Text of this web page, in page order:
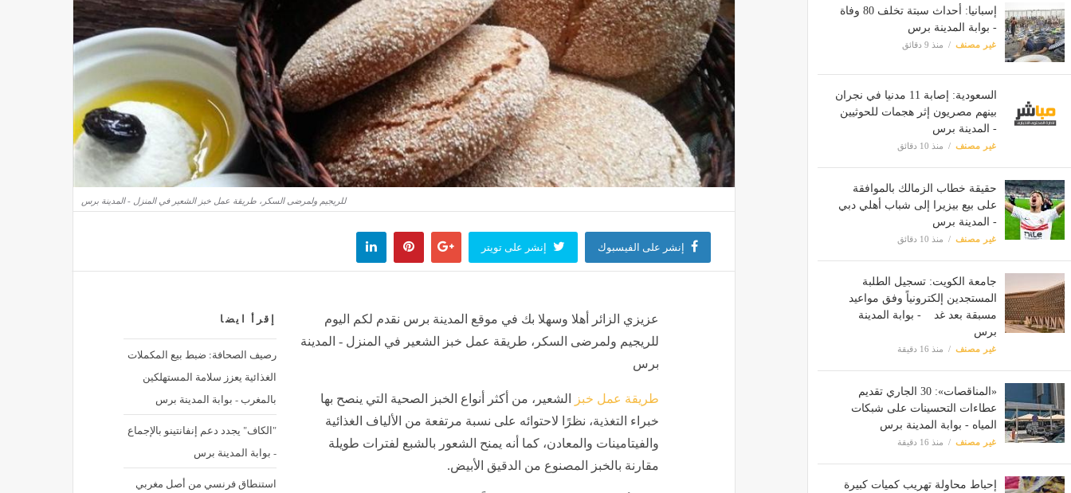
إسبانيا: أحداث سبتة تخلف 80 وفاة
- بوابة المدينة برس
غير مصنف منذ 9 دقائق
السعودية: إصابة 11 مدنيا في نجران
بينهم مصريون إثر هجمات للحوثيين
- المدينة برس
غير مصنف منذ 10 دقائق
حقيقة خطاب الزمالك بالموافقة
على بيع بيزيرا إلى شباب أهلي دبي
- المدينة برس
غير مصنف منذ 10 دقائق
جامعة الكويت: تسجيل الطلبة
المستجدين إلكترونياً وفق مواعيد
مسبقة بعد غد - بوابة المدينة
برس
غير مصنف منذ 16 دقيقة
«المناقصات»: 30 الجاري تقديم
عطاءات التحسينات على شبكات
المياه - بوابة المدينة برس
غير مصنف منذ 16 دقيقة
إحباط محاولة تهريب كميات كبيرة
للريجيم ولمرضى السكر، طريقة عمل خبز الشعير في المنزل - المدينة برس
إنشر على الفيسبوك إنشر على تويتر
إقرأ ايضا
رصيف الصحافة: ضبط بيع المكملات
الغذائية يعزز سلامة المستهلكين
بالمغرب - بوابة المدينة برس
"الكاف" يجدد دعم إنفانتينو بالإجماع
- بوابة المدينة برس
استنطاق فرنسي من أصل مغربي
عزيزي الزائر أهلا وسهلا بك في موقع المدينة برس نقدم لكم اليوم
للريجيم ولمرضى السكر، طريقة عمل خبز الشعير في المنزل - المدينة
برس
طريقة عمل خبز
الشعير، من أكثر أنواع الخبز الصحية التي ينصح بها
خبراء التغذية، نظرًا لاحتوائه على نسبة مرتفعة من الألياف الغذائية
والفيتامينات والمعادن، كما أنه يمنح الشعور بالشبع لفترات طويلة
مقارنة بالخبز المصنوع من الدقيق الأبيض.